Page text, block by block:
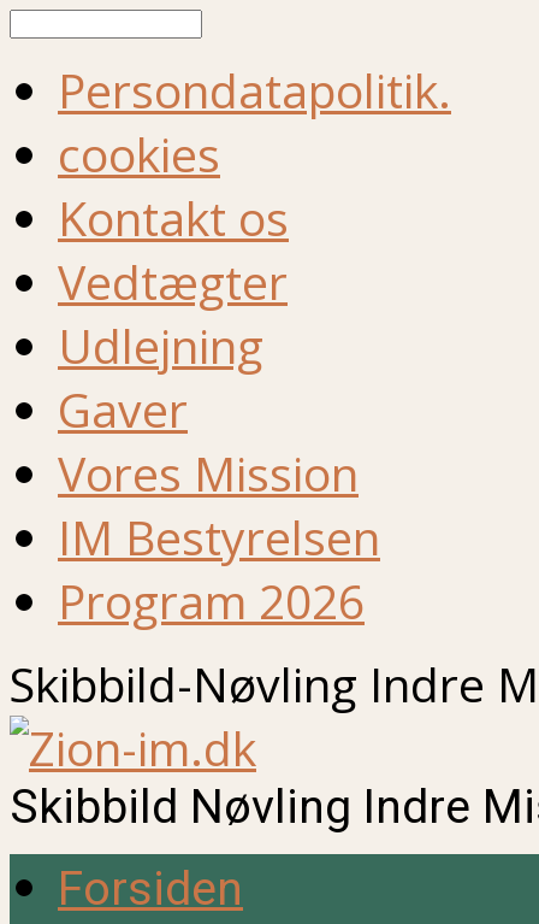
Persondatapolitik.
cookies
Kontakt os
Vedtægter
Udlejning
Gaver
Vores Mission
IM Bestyrelsen
Program 2026
Skibbild-Nøvling Indre
Skibbild Nøvling Indre
Forsiden